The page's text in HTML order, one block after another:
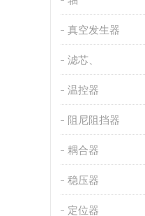
真空发生器
滤芯、
温控器
阻尼阻挡器
耦合器
稳压器
定位器